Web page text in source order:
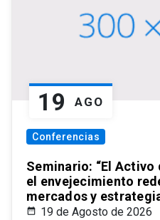
19 AGO
Conferencias
Seminario: “El Activo
el envejecimiento
mercados y
19 de Agosto de 2026